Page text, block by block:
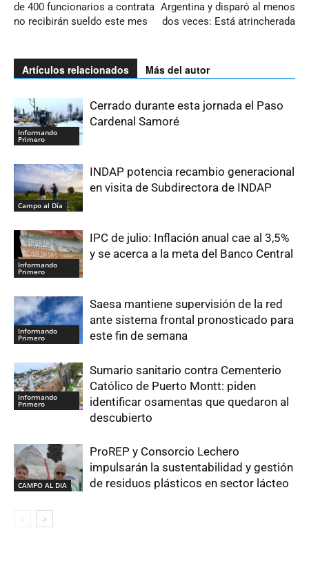
de 400 funcionarios a contrata
no recibirán sueldo este mes
Argentina y disparó al menos
dos veces: Está atrincherada
Artículos relacionados Más del autor
Informando
Primero
Cerrado durante esta jornada el Paso
Cardenal Samoré
Campo al Día
INDAP potencia recambio generacional
en visita de Subdirectora de INDAP
Informando
Primero
IPC de julio: Inflación anual cae al 3,5%
y se acerca a la meta del Banco Central
Informando
Primero
Saesa mantiene supervisión de la red
ante sistema frontal pronosticado para
este fin de semana
Informando
Primero
Sumario sanitario contra Cementerio
Católico de Puerto Montt: piden
identificar osamentas que quedaron al
descubierto
CAMPO AL DIA
ProREP y Consorcio Lechero
impulsarán la sustentabilidad y gestión
de residuos plásticos en sector lácteo